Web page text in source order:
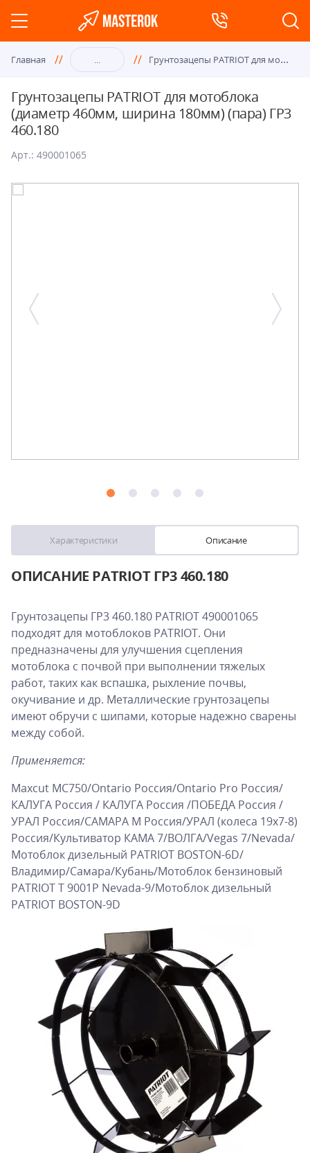
Главная ... Гру
нтозацепы PATRIOT для мотоблока (диаметр 460мм, ширина 180мм) (пара) ГР3 460.180
Грунтозацепы PATRIOT для мотоблока
(диаметр 460мм, ширина 180мм) (пара) ГР3
460.180
Арт.: 490001065
Характеристики Описание
ОПИСАНИЕ PATRIOT ГР3 460.180
Грунтозацепы ГР3 460.180 PATRIOT 490001065
подходят для мотоблоков PATRIOT. Они
предназначены для улучшения сцепления
мотоблока с почвой при выполнении тяжелых
работ, таких как вспашка, рыхление почвы,
окучивание и др. Металлические грунтозацепы
имеют обручи с шипами, которые надежно сварены
между собой.
Применяется:
Maxcut MC750/Ontario Россия/Ontario Pro Россия/
КАЛУГА Россия / КАЛУГА Россия /ПОБЕДА Россия /
УРАЛ Россия/САМАРА М Россия/УРАЛ (колеса 19х7-8)
Россия/Культиватор КАМА 7/ВОЛГА/Vegas 7/Nevada/
Мотоблок дизельный PATRIOT BOSTON-6D/
Владимир/Самара/Кубань/Мотоблок бензиновый
PATRIOT Т 9001P Nevada-9/Мотоблок дизельный
PATRIOT BOSTON-9D